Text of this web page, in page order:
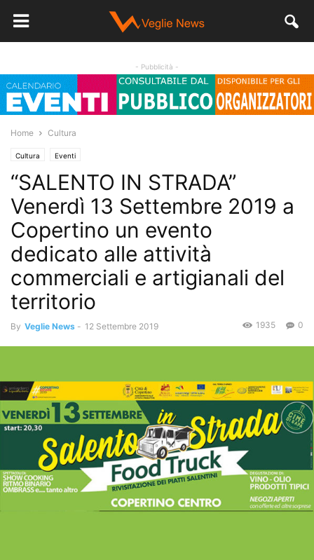
- Pubblicità -
Home Cultura
Cultura Eventi
“SALENTO IN STRADA”
Venerdì 13 Settembre 2019 a
Copertino un evento
dedicato alle attività
commerciali e artigianali del
territorio
By Veglie News - 12 Settembre 2019 0
1935